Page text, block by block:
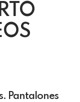
Pantalones